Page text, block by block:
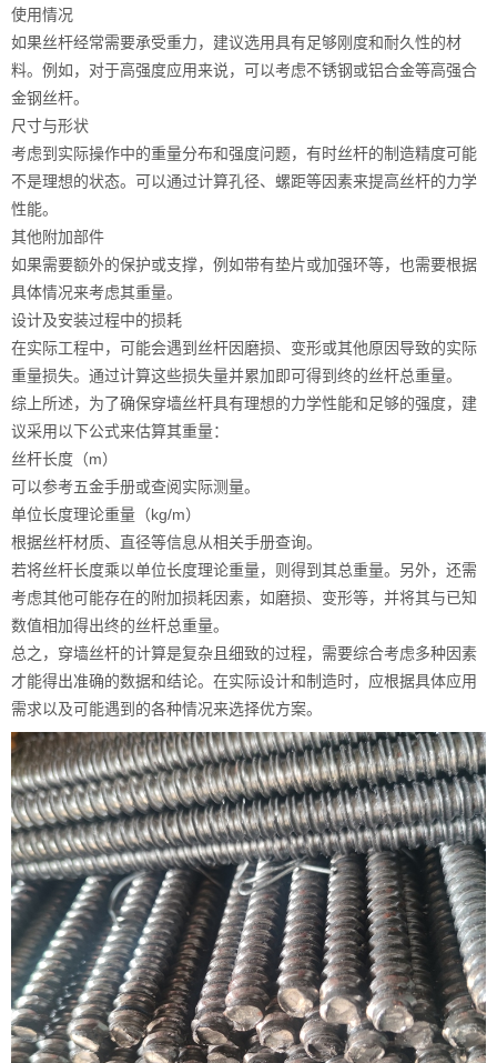
使用情况
如果丝杆经常需要承受重力，建议选用具有足够刚度和耐久性的材
料。例如，对于高强度应用来说，可以考虑不锈钢或铝合金等高强合
金钢丝杆。
尺寸与形状
考虑到实际操作中的重量分布和强度问题，有时丝杆的制造精度可能
不是理想的状态。可以通过计算孔径、螺距等因素来提高丝杆的力学
性能。
其他附加部件
如果需要额外的保护或支撑，例如带有垫片或加强环等，也需要根据
具体情况来考虑其重量。
设计及安装过程中的损耗
在实际工程中，可能会遇到丝杆因磨损、变形或其他原因导致的实际
重量损失。通过计算这些损失量并累加即可得到终的丝杆总重量。
综上所述，为了确保穿墙丝杆具有理想的力学性能和足够的强度，建
议采用以下公式来估算其重量：
丝杆长度（m）
可以参考五金手册或查阅实际测量。
单位长度理论重量（kg/m）
根据丝杆材质、直径等信息从相关手册查询。
若将丝杆长度乘以单位长度理论重量，则得到其总重量。另外，还需
考虑其他可能存在的附加损耗因素，如磨损、变形等，并将其与已知
数值相加得出终的丝杆总重量。
总之，穿墙丝杆的计算是复杂且细致的过程，需要综合考虑多种因素
才能得出准确的数据和结论。在实际设计和制造时，应根据具体应用
需求以及可能遇到的各种情况来选择优方案。